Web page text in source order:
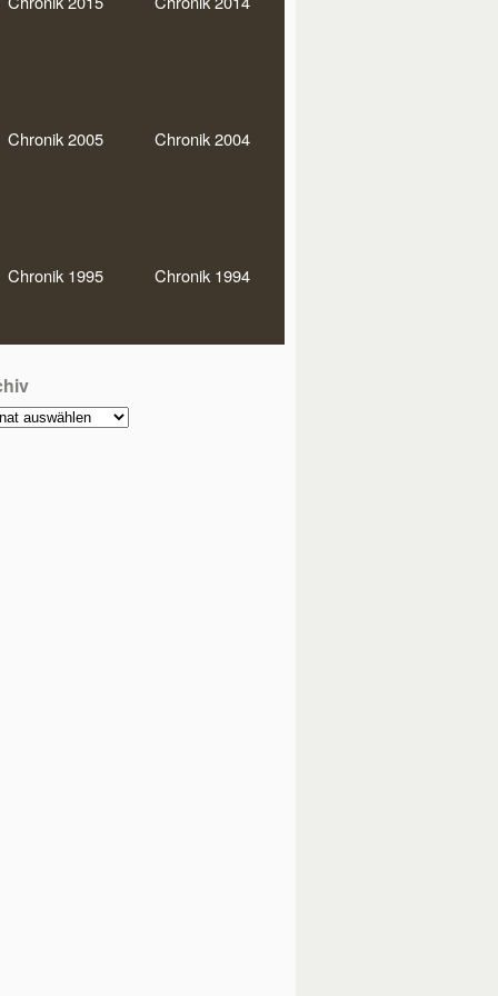
Chronik 2005
Chronik 2004
Chronik 1995
Chronik 1994